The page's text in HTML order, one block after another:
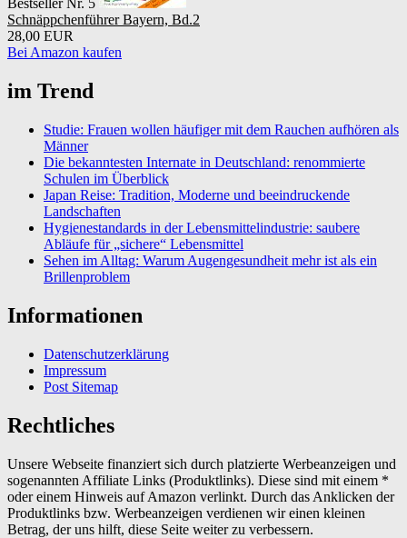
Bestseller Nr. 5
Schnäppchenführer Bayern, Bd.2
28,00 EUR
Bei Amazon kaufen
im Trend
Studie: Frauen wollen häufiger mit dem Rauchen aufhören als
Männer
Die bekanntesten Internate in Deutschland: renommierte
Schulen im Überblick
Japan Reise: Tradition, Moderne und beeindruckende
Landschaften
Hygienestandards in der Lebensmittelindustrie: saubere
Abläufe für „sichere“ Lebensmittel
Sehen im Alltag: Warum Augengesundheit mehr ist als ein
Brillenproblem
Informationen
Datenschutzerklärung
Impressum
Post Sitemap
Rechtliches
Unsere Webseite finanziert sich durch platzierte Werbeanzeigen und
sogenannten Affiliate Links (Produktlinks). Diese sind mit einem *
oder einem Hinweis auf Amazon verlinkt. Durch das Anklicken der
Produktlinks bzw. Werbeanzeigen verdienen wir einen kleinen
Betrag, der uns hilft, diese Seite weiter zu verbessern.